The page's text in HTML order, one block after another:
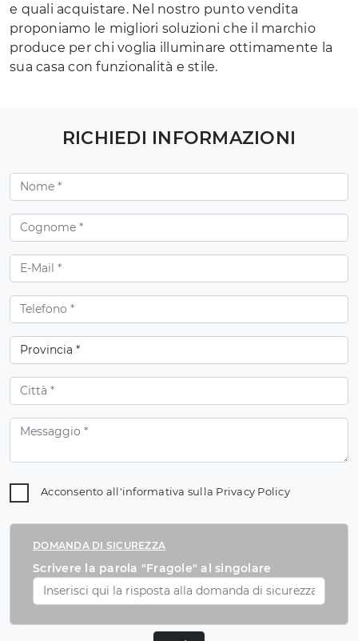
e quali acquistare. Nel nostro punto vendita
proponiamo le migliori soluzioni che il marchio
produce per chi voglia illuminare ottimamente la
sua casa con funzionalità e stile.
RICHIEDI INFORMAZIONI
Acconsento all'informativa sulla Privacy Policy
DOMANDA DI SICUREZZA
Scrivere la parola "Fragole" al singolare